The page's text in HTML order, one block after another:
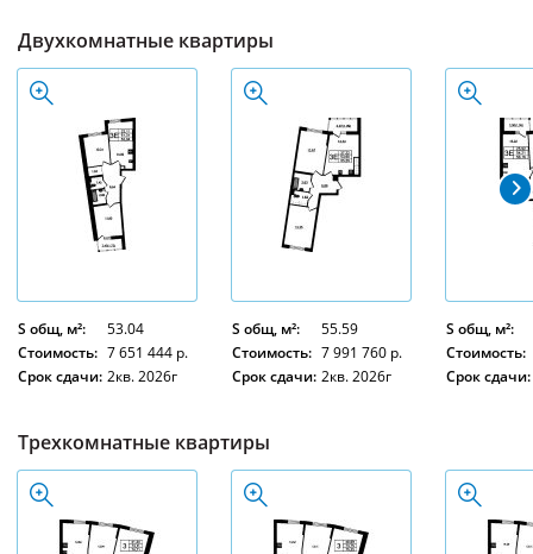
Двухкомнатные квартиры
S общ, м²:
53.04
Стоимость: 7 651 444 р.
Срок сдачи: 2кв. 2026г
S общ, м²:
55.59
Стоимость: 7 991 760 р.
Срок сдачи: 2кв. 2026г
S общ, м²:
Стоимость:
Срок сдачи:
Трехкомнатные квартиры